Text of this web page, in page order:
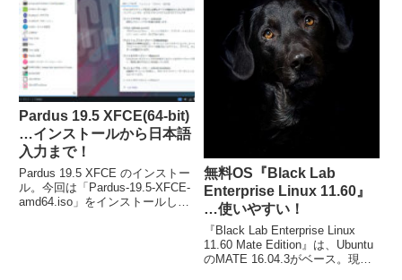
Pardus 19.5 XFCE(64-bit)
…インストールから日本語
入力まで！
Pardus 19.5 XFCE のインストー
ル。今回は「Pardus-19.5-XFCE-
amd64.iso」をインストールしま
無料OS『Black Lab
Enterprise Linux 11.60』
…使いやすい！
『Black Lab Enterprise Linux
11.60 Mate Edition』は、Ubuntu
のMATE 16.04.3がベース。現在